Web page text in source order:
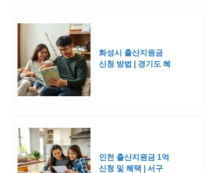
화성시 출산지원금
신청 방법 | 경기도 혜
인천 출산지원금 1억
신청 및 혜택 | 서구